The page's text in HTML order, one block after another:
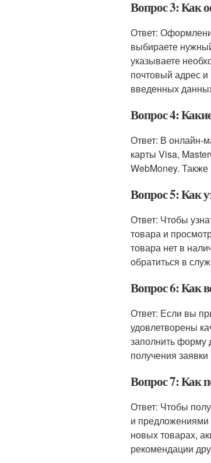
Вопрос 3: Как
Ответ:
выбираете
указываете
почтовый адрес
введенных
Вопрос 4:
Ответ: В онлайн-
карты Visa,
WebMoney.
Вопрос 5: Как
Ответ: Чтобы
товара и
товара нет в
обратиться в
Вопрос 6: Как
Ответ: Если вы
удовлетворены
заполнить форму
получения
Вопрос 7: Как
Ответ: Чтобы
и предложениями
новых товарах,
рекомендации